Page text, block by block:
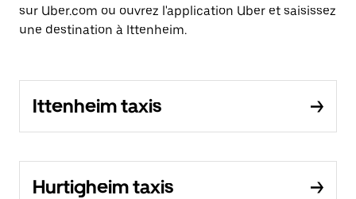
sur Uber.com ou ouvrez l'application Uber et saisissez
une destination à Ittenheim.
Ittenheim taxis
Hurtigheim taxis